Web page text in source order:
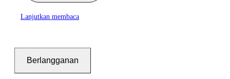
Lanjutkan membaca
Berlangganan